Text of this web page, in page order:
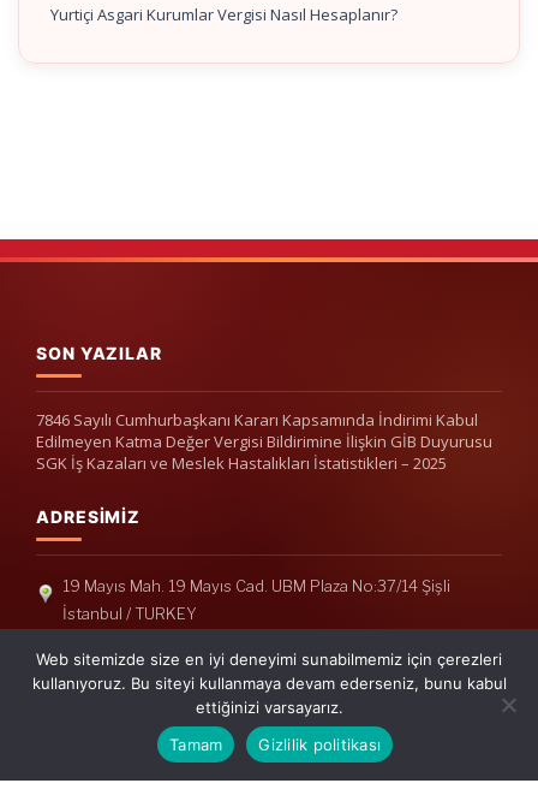
Yurtiçi Asgari Kurumlar Vergisi Nasıl Hesaplanır?
SON YAZILAR
7846 Sayılı Cumhurbaşkanı Kararı Kapsamında İndirimi Kabul
Edilmeyen Katma Değer Vergisi Bildirimine İlişkin GİB Duyurusu
SGK İş Kazaları ve Meslek Hastalıkları İstatistikleri – 2025
ADRESIMIZ
19 Mayıs Mah. 19 Mayıs Cad. UBM Plaza No:37/14 Şişli
İstanbul / TURKEY
Telefon: +90(212) 240 33 39
Telefon: +90(212) 248 19 36
info@erisymm.com
Web sitemizde size en iyi deneyimi sunabilmemiz için çerezleri
kullanıyoruz. Bu siteyi kullanmaya devam ederseniz, bunu kabul
ettiğinizi varsayarız.
Tamam
Gizlilik politikası